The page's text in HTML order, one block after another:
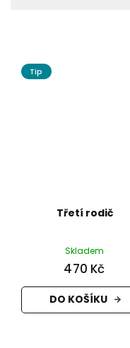
Tip
Třetí rodič
Skladem
470 Kč
DO KOŠÍKU